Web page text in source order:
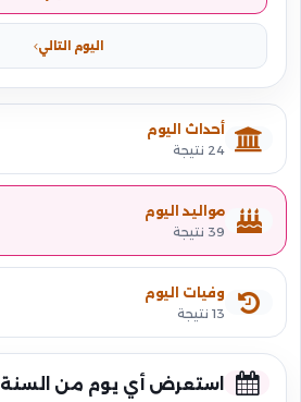
اليوم التالي
أحداث اليوم
24 نتيجة
مواليد اليوم
39 نتيجة
وفيات اليوم
13 نتيجة
استعرض أي يوم من السنة